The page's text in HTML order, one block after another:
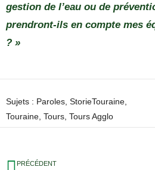
gestion de l’eau ou de
prendront-ils en compte mes
? »
Sujets : Paroles StorieTouraine
Touraine Tours Tours Agglo
PRÉCÉDENT